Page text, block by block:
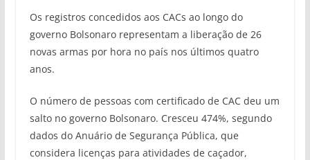
Os registros concedidos aos CACs ao longo do
governo Bolsonaro representam a liberação de 26
novas armas por hora no país nos últimos quatro
anos.
O número de pessoas com certificado de CAC deu um
salto no governo Bolsonaro. Cresceu 474%, segundo
dados do Anuário de Segurança Pública, que
considera licenças para atividades de caçador,